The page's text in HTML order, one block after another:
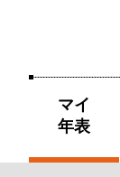
マイ
年表